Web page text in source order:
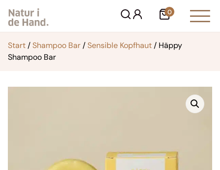
Inhalt
springen
0Warenkorb
Start /Shampoo Bar /Sensible Kopfhaut / Häppy
Shampoo Bar